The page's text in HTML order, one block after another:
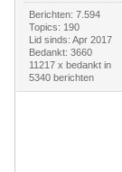
Berichten: 7.594
Topics: 190
Lid sinds: Apr 2017
Bedankt: 3660
11217 x bedankt in
5340 berichten